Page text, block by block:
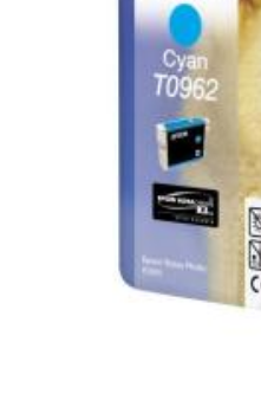
IL MIO ACCOUNT